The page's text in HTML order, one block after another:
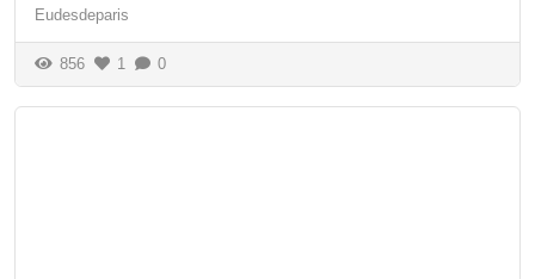
Eudesdeparis
856 1 0